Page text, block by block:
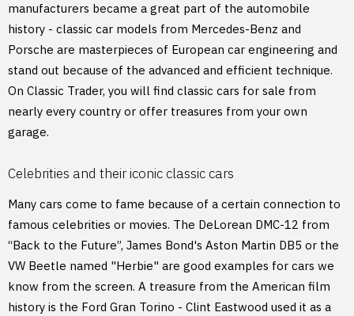
manufacturers became a great part of the automobile
history - classic car models from Mercedes-Benz and
Porsche are masterpieces of European car engineering and
stand out because of the advanced and efficient technique.
On Classic Trader, you will find classic cars for sale from
nearly every country or offer treasures from your own
garage.
Celebrities and their iconic classic cars
Many cars come to fame because of a certain connection to
famous celebrities or movies. The DeLorean DMC-12 from
“Back to the Future”, James Bond's Aston Martin DB5 or the
VW Beetle named "Herbie" are good examples for cars we
know from the screen. A treasure from the American film
history is the Ford Gran Torino - Clint Eastwood used it as a